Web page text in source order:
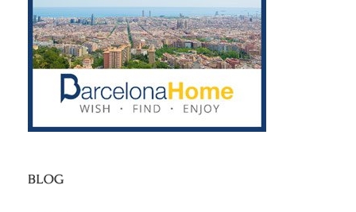
BLOG